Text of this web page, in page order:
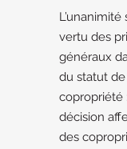
L’unanimité
vertu des
généraux
du statut
copropriété
décision
des